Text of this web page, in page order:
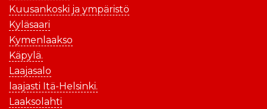
Kuusankoski ja ympäristö
Kyläsaari
Kymenlaakso
Käpylä.
Laajasalo
laajasti Itä-Helsinki.
Laaksolahti